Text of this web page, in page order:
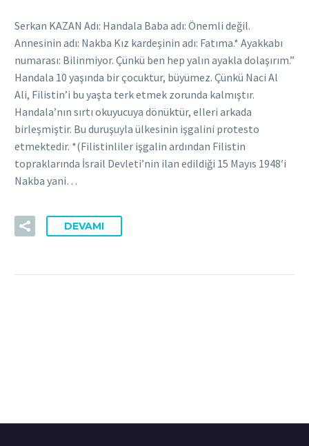
Serkan KAZAN Adı: Handala Baba adı: Önemli değil.
Annesinin adı: Nakba Kız kardeşinin adı: Fatıma.* Ayakkabı
numarası: Bilinmiyor. Çünkü ben hep yalın ayakla dolaşırım.”
Handala 10 yaşında bir çocuktur, büyümez. Çünkü Naci Al
Ali, Filistin’i bu yaşta terk etmek zorunda kalmıştır.
Handala’nın sırtı okuyucuya dönüktür, elleri arkada
birleşmiştir. Bu duruşuyla ülkesinin işgalini protesto
etmektedir. *(Filistinliler işgalin ardından Filistin
topraklarında İsrail Devleti’nin ilan edildiği 15 Mayıs 1948′i
Nakba yani…
DEVAMI